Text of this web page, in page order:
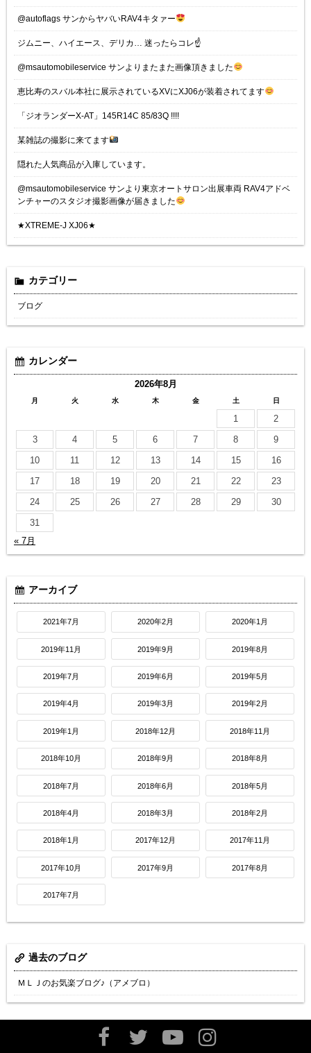
@autoflags サンからヤバいRAV4キタァー
ジムニー、ハイエース、デリカ… 迷ったらコレ☝️
@msautomobileservice サンよりまたまた画像頂きました
恵比寿のスバル本社に展示されているXVにXJ06が装着されてます
「ジオランダーX-AT」145R14C 85/83Q !!!!
某雑誌の撮影に来てます
隠れた人気商品が入庫しています。
@msautomobileservice サンより東京オートサロン出展車両 RAV4アドベ
ンチャーのスタジオ撮影画像が届きました
★XTREME-J XJ06★
カテゴリー
ブログ
カレンダー
2026年8月
月 火 水 木 金 土 日
1
2
3
4 5 6 7 8
9
10
11 12 13 14 15
16
17
18 19 20 21 22
23
24
25 26 27 28 29
30
31
« 7月
アーカイブ
2021年7月 2020年2月 2020年1月
2019年11月 2019年9月 2019年8月
2019年7月 2019年6月 2019年5月
2019年4月 2019年3月 2019年2月
2019年1月 2018年12月 2018年11月
2018年10月 2018年9月 2018年8月
2018年7月 2018年6月 2018年5月
2018年4月 2018年3月 2018年2月
2018年1月 2017年12月 2017年11月
2017年10月 2017年9月 2017年8月
2017年7月
過去のブログ
ＭＬＪのお気楽ブログ♪（アメブロ）